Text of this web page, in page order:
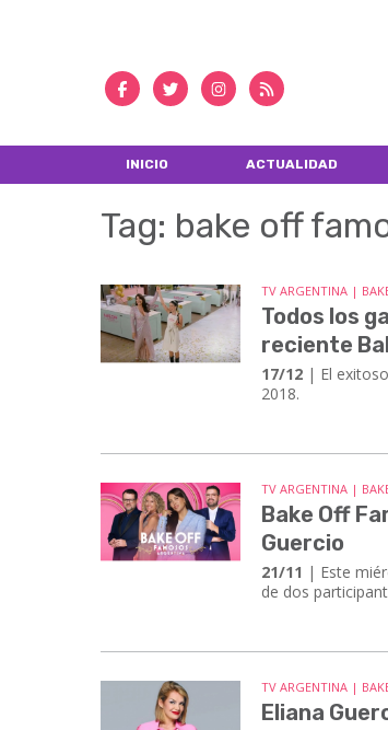
INICIO ACTUALIDAD
Tag: bake off
TV ARGENTINA |
Todos los
reciente
17/12 | El
2018.
TV ARGENTINA |
Bake Off
Guercio
21/11 | Este
de dos
TV ARGENTINA |
Eliana